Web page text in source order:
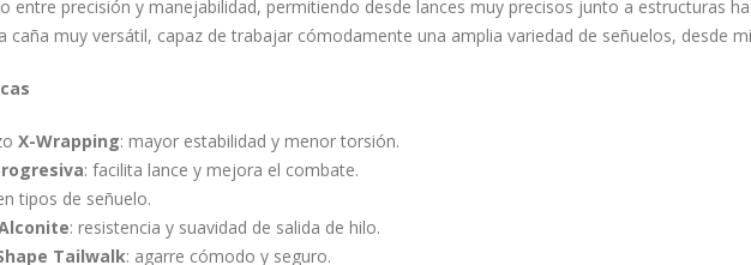
entre precisión y manejabilidad, permitiendo desde lances muy precisos junto a estructuras
caña muy versátil, capaz de trabajar cómodamente una amplia variedad de señuelos, desde
X-Wrapping: mayor estabilidad y menor torsión.
: facilita lance y mejora el combate.
tipos de señuelo.
: resistencia y suavidad de salida de hilo.
Tailwalk: agarre cómodo y seguro.